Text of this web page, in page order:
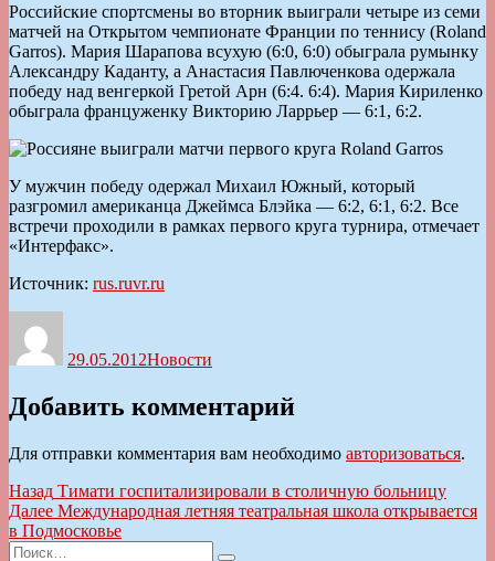
Российские спортсмены во вторник выиграли четыре из семи
матчей на Открытом чемпионате Франции по теннису (Roland
Garros). Мария Шарапова всухую (6:0, 6:0) обыграла румынку
Александру Каданту, а Анастасия Павлюченкова одержала
победу над венгеркой Гретой Арн (6:4. 6:4). Мария Кириленко
обыграла француженку Викторию Ларрьер — 6:1, 6:2.
У мужчин победу одержал Михаил Южный, который
разгромил американца Джеймса Блэйка — 6:2, 6:1, 6:2. Все
встречи проходили в рамках первого круга турнира, отмечает
«Интерфакс».
Источник: rus.ruvr.ru
29.05.2012Новости
Добавить комментарий
Для отправки комментария вам необходимо авторизоваться.
Навигация
по
записям
Назад Предыдущая
запись:
Тимати госпитализировали в столичную больницу
Далее Следующая
запись:
Международная летняя театральная школа открывается
в Подмосковье
Искать: